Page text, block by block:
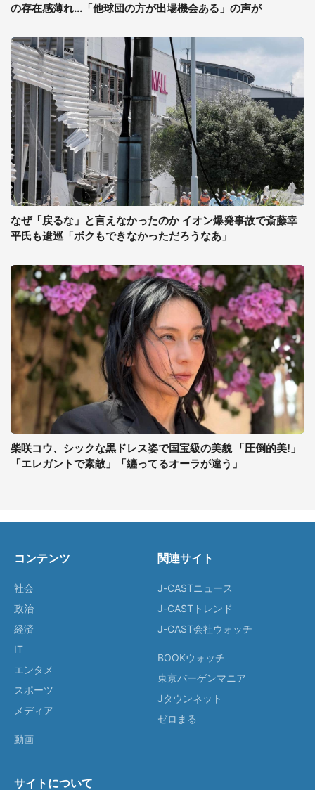
の存在感薄れ...「他球団の方が出場機会ある」の声が
なぜ「戻るな」と言えなかったのか イオン爆発事故で斎藤幸
平氏も逡巡「ボクもできなかっただろうなあ」
柴咲コウ、シックな黒ドレス姿で国宝級の美貌 「圧倒的美!」
「エレガントで素敵」「纏ってるオーラが違う」
コンテンツ
社会
政治
経済
IT
エンタメ
スポーツ
メディア
動画
関連サイト
J-CASTニュース
J-CASTトレンド
J-CAST会社ウォッチ
BOOKウォッチ
東京バーゲンマニア
Jタウンネット
ゼロまる
サイトについて